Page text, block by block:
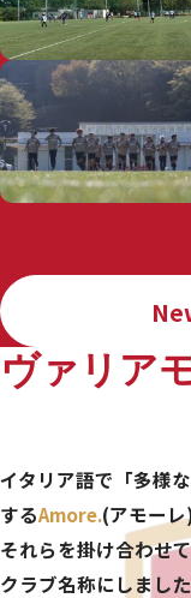
ヴァリア
イタリア語で「多様
するAmore.(アモー
それらを掛け合わせ
クラブ名称にしました